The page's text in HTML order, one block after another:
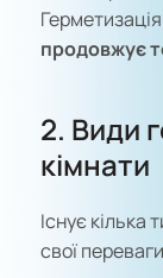
продовжує
2. Види
кімнати
Існує кілька
свої